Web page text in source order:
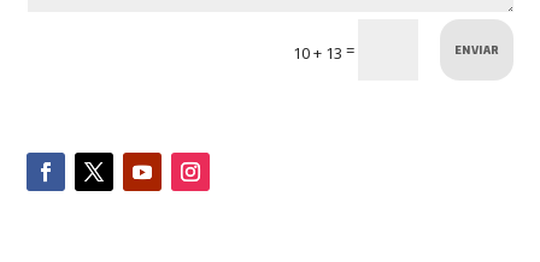
10 + 13 = ENVIAR